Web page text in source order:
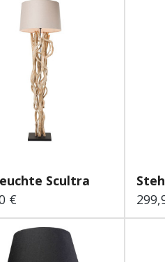
Scultra
Preis:
€